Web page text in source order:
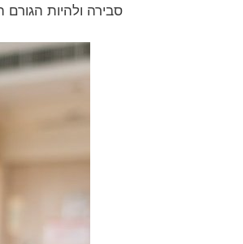
סבירה ולהיות הגורם